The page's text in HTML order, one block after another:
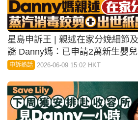
星島申訴王 | 親述在家分娩細節
謎 Danny媽：已申請2萬新生嬰
申訴熱話 2026-06-09 15:02 HKT